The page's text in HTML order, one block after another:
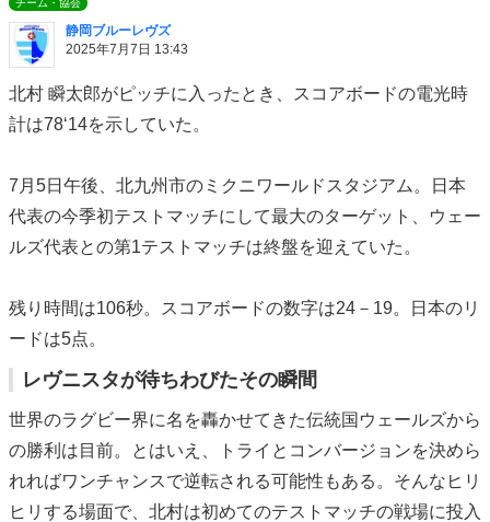
チーム・協会
静岡ブルーレヴズ
2025年7月7日 13:43
北村 瞬太郎がピッチに入ったとき、スコアボードの電光時
計は78‘14を示していた。
7月5日午後、北九州市のミクニワールドスタジアム。日本
代表の今季初テストマッチにして最大のターゲット、ウェー
ルズ代表との第1テストマッチは終盤を迎えていた。
残り時間は106秒。スコアボードの数字は24－19。日本のリ
ードは5点。
レヴニスタが待ちわびたその瞬間
世界のラグビー界に名を轟かせてきた伝統国ウェールズから
の勝利は目前。とはいえ、トライとコンバージョンを決めら
れればワンチャンスで逆転される可能性もある。そんなヒリ
ヒリする場面で、北村は初めてのテストマッチの戦場に投入